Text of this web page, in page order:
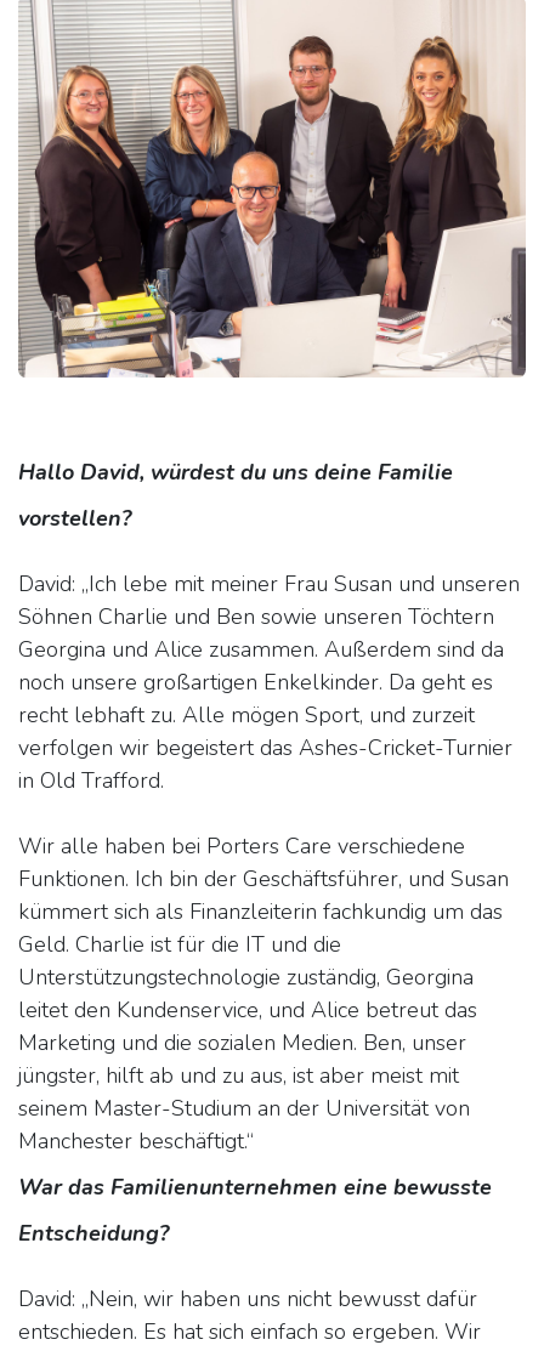
Hallo David, würdest du uns deine Familie
vorstellen?
David: „Ich lebe mit meiner Frau Susan und unseren
Söhnen Charlie und Ben sowie unseren Töchtern
Georgina und Alice zusammen. Außerdem sind da
noch unsere großartigen Enkelkinder. Da geht es
recht lebhaft zu. Alle mögen Sport, und zurzeit
verfolgen wir begeistert das Ashes-Cricket-Turnier
in Old Trafford.
Wir alle haben bei Porters Care verschiedene
Funktionen. Ich bin der Geschäftsführer, und Susan
kümmert sich als Finanzleiterin fachkundig um das
Geld. Charlie ist für die IT und die
Unterstützungstechnologie zuständig, Georgina
leitet den Kundenservice, und Alice betreut das
Marketing und die sozialen Medien. Ben, unser
jüngster, hilft ab und zu aus, ist aber meist mit
seinem Master-Studium an der Universität von
Manchester beschäftigt.“
War das Familienunternehmen eine bewusste
Entscheidung?
David: „Nein, wir haben uns nicht bewusst dafür
entschieden. Es hat sich einfach so ergeben. Wir